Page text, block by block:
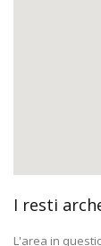
I resti
L'area in